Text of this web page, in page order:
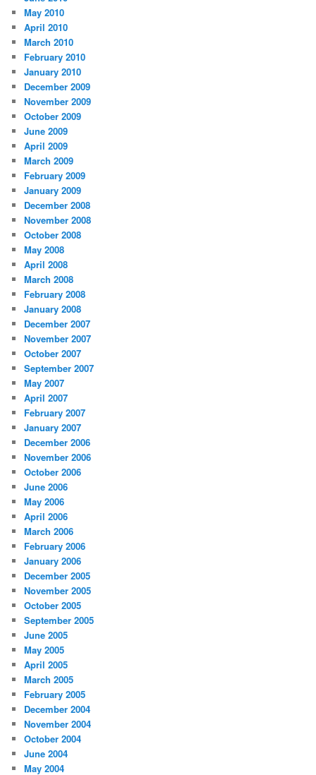
May 2010
April 2010
March 2010
February 2010
January 2010
December 2009
November 2009
October 2009
June 2009
April 2009
March 2009
February 2009
January 2009
December 2008
November 2008
October 2008
May 2008
April 2008
March 2008
February 2008
January 2008
December 2007
November 2007
October 2007
September 2007
May 2007
April 2007
February 2007
January 2007
December 2006
November 2006
October 2006
June 2006
May 2006
April 2006
March 2006
February 2006
January 2006
December 2005
November 2005
October 2005
September 2005
June 2005
May 2005
April 2005
March 2005
February 2005
December 2004
November 2004
October 2004
June 2004
May 2004